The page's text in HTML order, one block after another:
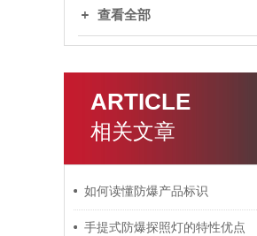
查看全部
ARTICLE
相关文章
如何读懂防爆产品标识
手提式防爆探照灯的特性优点